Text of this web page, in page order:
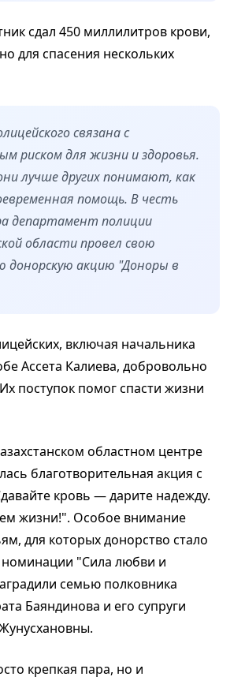
сдал 450 миллилитров крови,
для спасения нескольких
связана с
риском для жизни и здоровья.
лучше других понимают, как
помощь. В честь
департамент полиции
области провел свою
донорскую акцию "Доноры в
включая начальника
Ассета Калиева, добровольно
поступок помог спасти жизни
областном центре
благотворительная акция с
кровь — дарите надежду.
жизни!". Особое внимание
для которых донорство стало
"Сила любви и
семью полковника
Баяндинова и его супруги
крепкая пара, но и